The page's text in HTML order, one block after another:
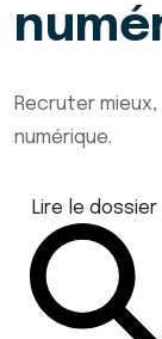
Recruter
numérique.
Lire le dossier